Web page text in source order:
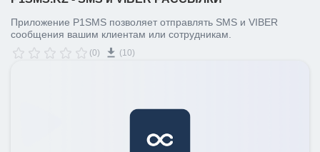
Приложение P1SMS позволяет отправлять SMS и VIBER
сообщения вашим клиентам или сотрудникам.
(0) (10)